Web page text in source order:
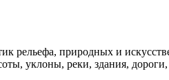
рельефа, природных и
уклоны, реки, здания,